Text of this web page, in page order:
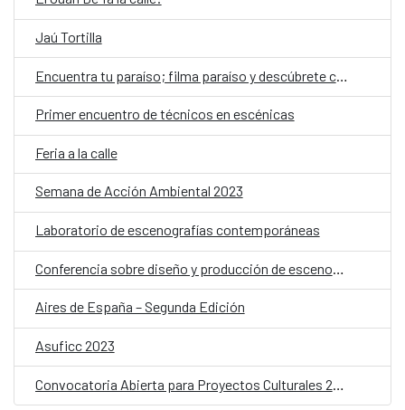
Jaú Tortilla
Encuentra tu paraíso; filma paraíso y descúbrete cuerpas afrodescendientes frente a la cámara
Primer encuentro de técnicos en escénicas
Feria a la calle
Semana de Acción Ambiental 2023
Laboratorio de escenografías contemporáneas
Aires de España – Segunda Edición
Asuficc 2023